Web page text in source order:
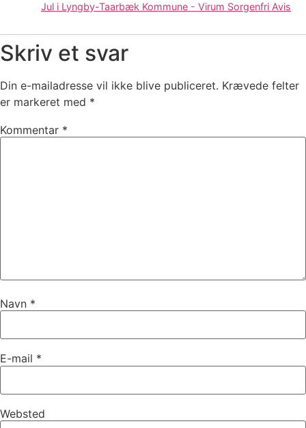
Jul i Lyngby-Taarbæk Kommune - Virum Sorgenfri Avis
Skriv et svar
Din e-mailadresse vil ikke blive publiceret. Krævede felter
er markeret med *
Kommentar *
Navn *
E-mail *
Websted